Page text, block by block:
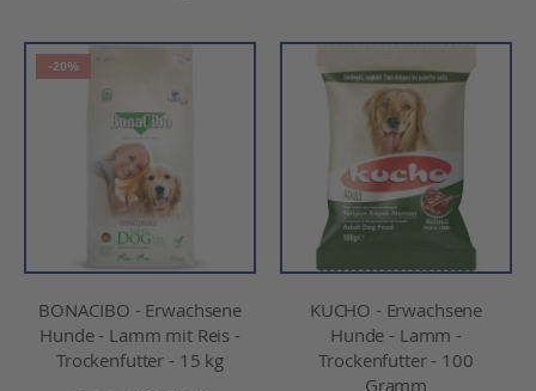
-20%
BONACIBO - Erwachsene
Hunde - Lamm mit Reis -
Trockenfutter - 15 kg
KUCHO - Erwachsene
Hunde - Lamm -
Trockenfutter - 100
Gramm